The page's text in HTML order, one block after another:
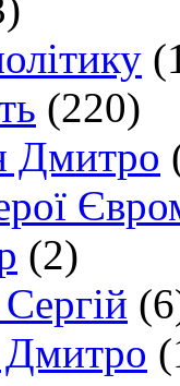
(220)
Дмитро
(2)
Дмитро